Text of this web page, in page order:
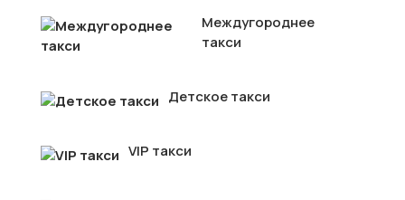
Междугороднее
такси
Детское такси
VIP такси